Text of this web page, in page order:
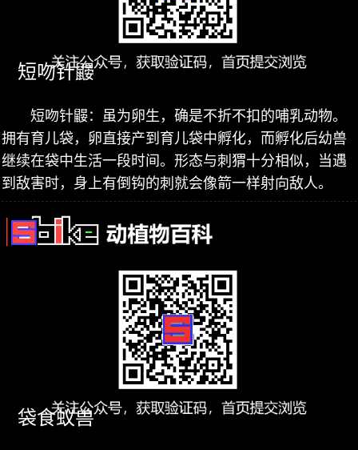
短吻针鼹
短吻针鼹：虽为卵生，确是不折不扣的哺乳动物。
拥有育儿袋，卵直接产到育儿袋中孵化，而孵化后幼兽
继续在袋中生活一段时间。形态与刺猬十分相似，当遇
到敌害时，身上有倒钩的刺就会像箭一样射向敌人。
袋食蚁兽